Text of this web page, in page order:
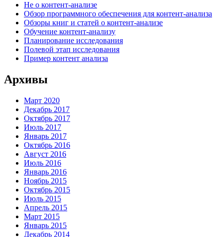
Не о контент-анализе
Обзор программного обеспечения для контент-анализа
Обзоры книг и статей о контент-анализе
Обучение контент-анализу
Планирование исследования
Полевой этап исследования
Пример контент анализа
Архивы
Март 2020
Декабрь 2017
Октябрь 2017
Июль 2017
Январь 2017
Октябрь 2016
Август 2016
Июль 2016
Январь 2016
Ноябрь 2015
Октябрь 2015
Июль 2015
Апрель 2015
Март 2015
Январь 2015
Декабрь 2014